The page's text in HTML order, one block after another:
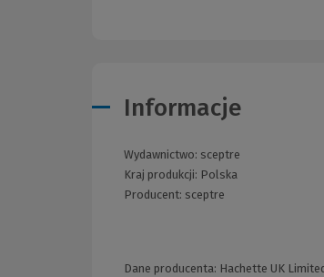
Informacje
Wydawnictwo: sceptre
Kraj produkcji: Polska
Producent: sceptre
Dane producenta: Hachette UK